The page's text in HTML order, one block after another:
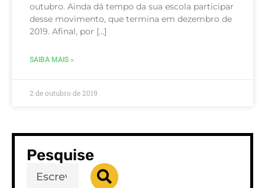
outubro. Ainda dá tempo da sua escola participar
desse movimento, que termina em dezembro de
2019. Afinal, por […]
SAIBA MAIS »
2 de outubro de 2019
Pesquise